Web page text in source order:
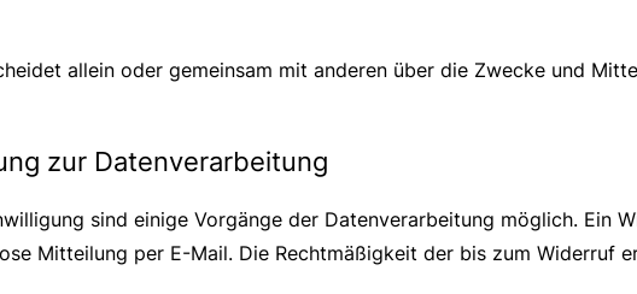
allein oder gemeinsam mit anderen über die Zwecke und
zur Datenverarbeitung
sind einige Vorgänge der Datenverarbeitung möglich. Ein
Mitteilung per E-Mail. Die Rechtmäßigkeit der bis zum Widerruf